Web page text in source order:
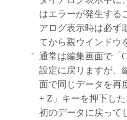
ユーザーの特定
は有用であるこ
こと、その他本
たしません。
キヤノンマーケ
ティングジャパ
による場合を除
関連して生ずる
はエラーが発生する
アログ表示時は必ず
てから親ウインドウ
通常は編集画面で「
設定に戻りますが、
面で同じデータを再
+ Z」キーを押下し
初のデータに戻って